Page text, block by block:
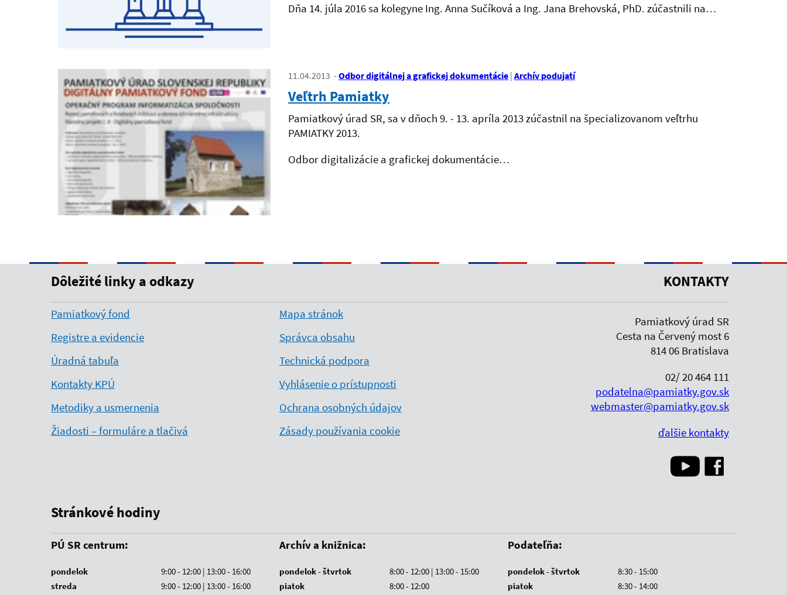
Dňa 14. júla 2016 sa kolegyne Ing. Anna Sučíková a Ing. Jana Brehovská, PhD. zúčastnili na…
11.04.2013 Odbor digitálnej a grafickej dokumentácie Archív podujatí
Veľtrh Pamiatky
Pamiatkový úrad SR, sa v dňoch 9. - 13. apríla 2013 zúčastnil na špecializovanom veľtrhu
PAMIATKY 2013.
Odbor digitalizácie a grafickej dokumentácie…
Dôležité linky a odkazy
Pamiatkový fond
Registre a evidencie
Úradná tabuľa
Kontakty KPÚ
Metodiky a usmernenia
Žiadosti – formuláre a tlačivá
Mapa stránok
Správca obsahu
Technická podpora
Vyhlásenie o prístupnosti
Ochrana osobných údajov
Zásady používania cookie
KONTAKTY
Pamiatkový úrad SR
Cesta na Červený most 6
814 06 Bratislava
02/ 20 464 111
podatelna@pamiatky.gov.sk
webmaster@pamiatky.gov.sk
ďalšie kontakty
Stránkové hodiny
PÚ SR centrum:
pondelok
9:00 - 12:00 | 13:00 - 16:00
streda
9:00 - 12:00 | 13:00 - 16:00
Archív a knižnica:
pondelok - štvrtok
8:00 - 12:00 | 13:00 - 15:00
piatok
8:00 - 12:00
Podateľňa:
pondelok - štvrtok
8:30 - 15:00
piatok
8:30 - 14:00